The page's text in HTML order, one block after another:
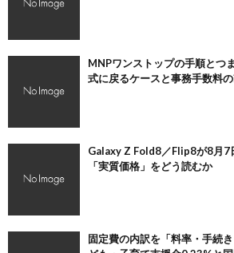
MNPワンストップの手順とつ
式に戻るケースと事務手数料
Galaxy Z Fold8／Flip8が8月7
「実質価格」をどう読むか
固定費の内訳を「料率・手続